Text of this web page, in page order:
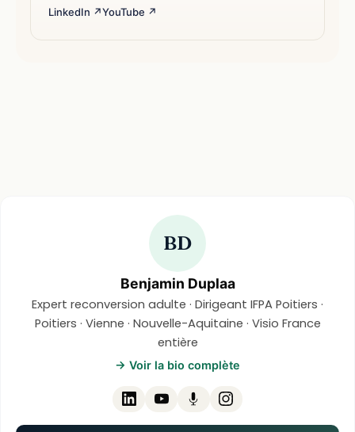
LinkedIn ↗YouTube ↗
BD
Benjamin Duplaa
Expert reconversion adulte · Dirigeant IFPA Poitiers ·
Poitiers · Vienne · Nouvelle-Aquitaine · Visio France
entière
→ Voir la bio complète